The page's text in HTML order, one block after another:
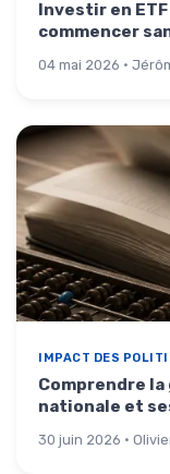
Investir en
commencer
04 mai 2026 ·
IMPACT DES
Comprendre
nationale et
30 juin 2026 ·